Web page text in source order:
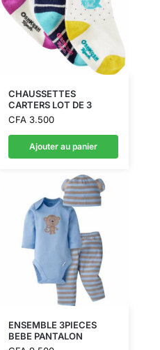
CHAUSSETTES
CARTERS LOT DE 3
CFA3.500
Ajouter au panier
ENSEMBLE 3PIECES
BEBE PANTALON